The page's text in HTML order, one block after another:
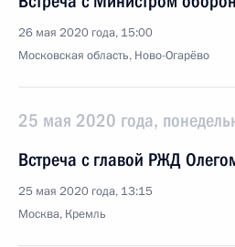
26 мая 2020 года, 15:00
Московская область, Ново-Огарёво
25 мая 2020 года,
Встреча с главой РЖД
25 мая 2020 года, 13:15
Москва, Кремль